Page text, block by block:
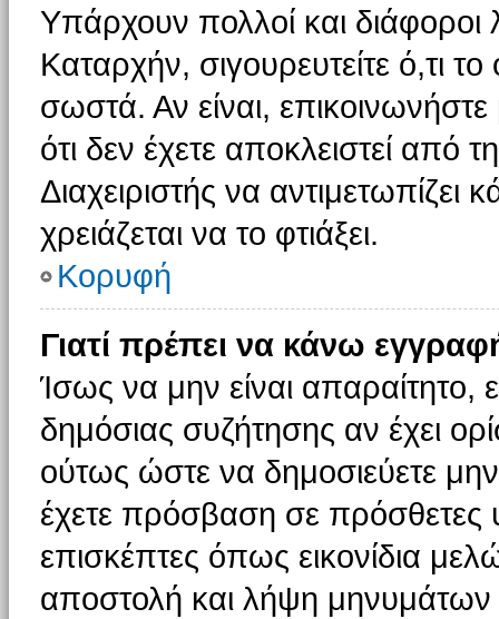
Υπάρχουν πολλοί και
Καταρχήν, σιγουρευτείτε ό,τι
σωστά. Αν είναι, επικοινωνήστε
ότι δεν έχετε αποκλειστεί από
Διαχειριστής να αντιμετωπίζει
χρειάζεται να το φτιάξει.
Κορυφή
Γιατί πρέπει να κάνω
Ίσως να μην είναι απαραίτητο,
δημόσιας συζήτησης αν έχει
ούτως ώστε να δημοσιεύετε
έχετε πρόσβαση σε πρόσθετες
επισκέπτες όπως εικονίδια
αποστολή και λήψη μηνυμάτων